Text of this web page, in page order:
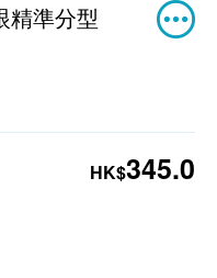
精準分型
HK$345.0